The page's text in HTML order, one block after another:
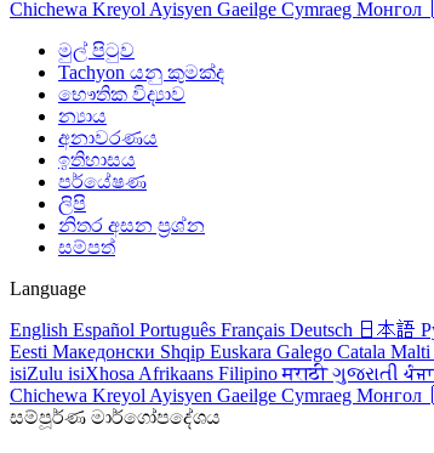
Chichewa Kreyol Ayisyen Gaeilge Cymraeg Монгол
මුල් පිටුව
Tachyon යනු කුමක්ද
භෞතික විද්‍යාව
න්‍යාය
අනාවරණය
ඉතිහාසය
පර්යේෂණ
ලිපි
නිතර අසන ප්‍රශ්න
සම්පත්
Language
English Español Português Français Deutsch 日本語
Eesti Македонски Shqip Euskara Galego Catala Malti
isiZulu isiXhosa Afrikaans Filipinoमराठीગુજરાતી
Chichewa Kreyol Ayisyen Gaeilge Cymraeg Монгол
සම්පූර්ණ මාර්ගෝපදේශය